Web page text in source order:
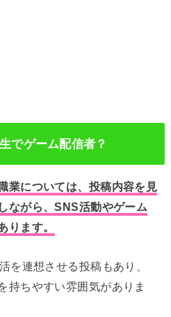
でゲーム配信者？
業については、投稿内容を見
ながら、SNS活動やゲーム
ります。
を連想させる投稿もあり、
持ちやすい雰囲気がありま